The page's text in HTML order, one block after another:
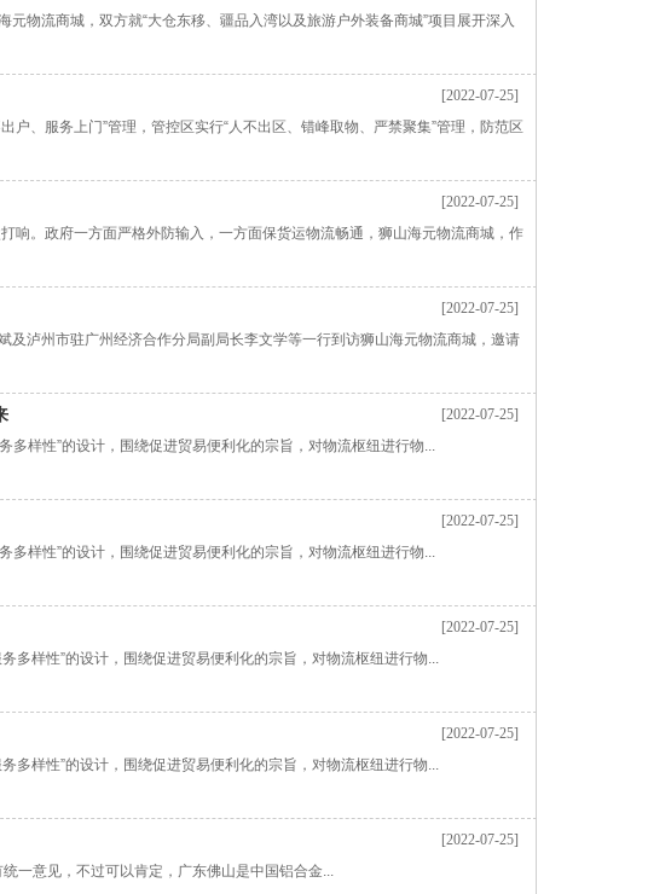
物流商城，双方就“大仓东移、疆品入湾以及旅游户外装备商城”项目展开深入
[2022-07-25]
、服务上门”管理，管控区实行“人不出区、错峰取物、严禁聚集”管理，防范区
[2022-07-25]
响。政府一方面严格外防输入，一方面保货运物流畅通，狮山海元物流商城，作
[2022-07-25]
泸州市驻广州经济合作分局副局长李文学等一行到访狮山海元物流商城，邀请
[2022-07-25]
样性”的设计，围绕促进贸易便利化的宗旨，对物流枢纽进行物...
[2022-07-25]
样性”的设计，围绕促进贸易便利化的宗旨，对物流枢纽进行物...
[2022-07-25]
样性”的设计，围绕促进贸易便利化的宗旨，对物流枢纽进行物...
[2022-07-25]
样性”的设计，围绕促进贸易便利化的宗旨，对物流枢纽进行物...
[2022-07-25]
意见，不过可以肯定，广东佛山是中国铝合金...